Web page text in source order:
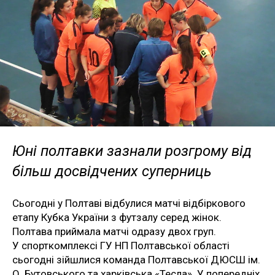
Юні полтавки зазнали розгрому від
більш досвідчених суперниць
Сьогодні у Полтаві відбулися матчі відбіркового
етапу Кубка України з футзалу серед жінок.
Полтава приймала матчі одразу двох груп.
У спорткомплексі ГУ НП Полтавської області
сьогодні зійшлися команда Полтавської ДЮСШ ім.